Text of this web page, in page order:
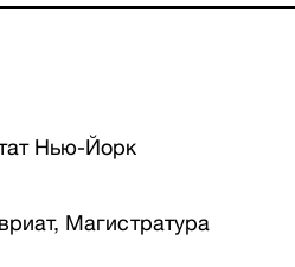
Нью-Йорк
Магистратура